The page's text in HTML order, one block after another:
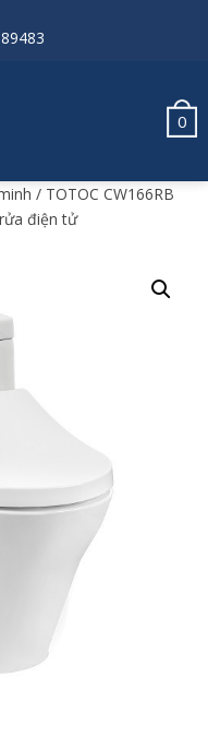
0
/ TOTOC CW166RB
điện tử